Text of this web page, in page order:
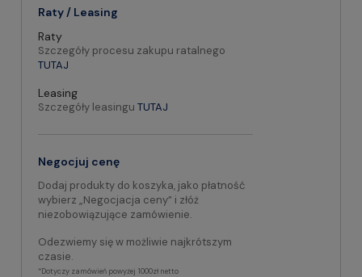
Raty / Leasing
Raty
Szczegóły procesu zakupu ratalnego
TUTAJ
Leasing
Szczegóły leasingu TUTAJ
Negocjuj cenę
Dodaj produkty do koszyka, jako płatność
wybierz „Negocjacja ceny” i złóż
niezobowiązujące zamówienie.
Odezwiemy się w możliwie najkrótszym
czasie.
*Dotyczy zamówień powyżej 1000zł netto